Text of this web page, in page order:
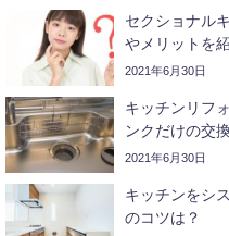
セクショナル
やメリットを紹
2021年6月30日
キッチンリフ
ンクだけの交
2021年6月30日
キッチンをシ
のコツは？